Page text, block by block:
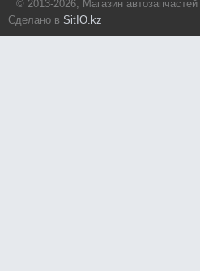
© 2013-2026, Магазин автозапчастей
Сделано в SitIO.kz